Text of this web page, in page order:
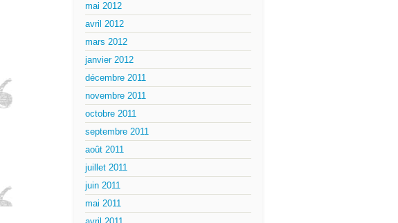
mai 2012
avril 2012
mars 2012
janvier 2012
décembre 2011
novembre 2011
octobre 2011
septembre 2011
août 2011
juillet 2011
juin 2011
mai 2011